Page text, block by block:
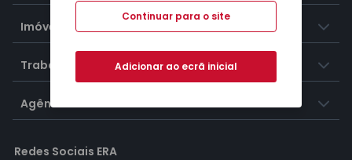
Imóveis
Trabalhar na ERA
Agências ERA
Redes Sociais ERA
Continuar para o site
Adicionar ao ecrã inicial